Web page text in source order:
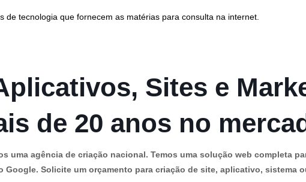
tecnologia que fornecem as matérias para consulta na internet.
Sites e
de 20 anos no
uma agência de criação nacional. Temos uma solução web completa
Google. Solicite um orçamento para criação de site, aplicativo, sistema